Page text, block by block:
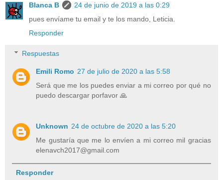
Blanca B
24 de junio de 2019 a las 0:29
pues envíame tu email y te los mando, Leticia.
Responder
Respuestas
Emili Romo 27 de julio de 2020 a las 5:58
Será que me los puedes enviar a mi correo por qué no
puedo descargar porfavor 🙏
Unknown 24 de octubre de 2020 a las 5:20
Me gustaría que me lo envíen a mi correo mil gracias
elenavch2017@gmail.com
Responder